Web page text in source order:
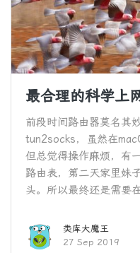
最合理的科学上
前段时间路由器莫名其
tun2socks，虽然在
但总觉得操作麻烦，有
路由表，第二天家里妹
头。所以最终还是需要
类库大魔王
27 Sep 2019